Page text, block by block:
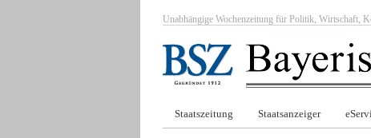
Unabhängige Wochenzeitung für Politik, Wirtschaft,
Staatszeitung Staatsanzeiger